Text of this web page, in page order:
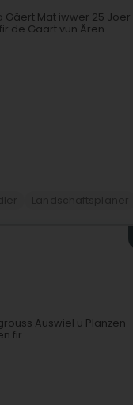
iwwer 25 Joer
de Gaart vun Ären
Auswiel u Planzen
fir